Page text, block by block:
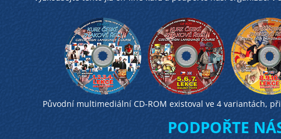
Původní multimediální CD-ROM existoval ve 4 variantách,
PODPOŘTE